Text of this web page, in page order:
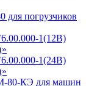
для погрузчиков
1(12В)
1(24В)
80-КЭ для машин